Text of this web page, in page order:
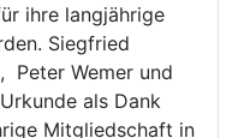
ihre langjährige
Siegfried
Peter Wemer und
als Dank
Mitgliedschaft in